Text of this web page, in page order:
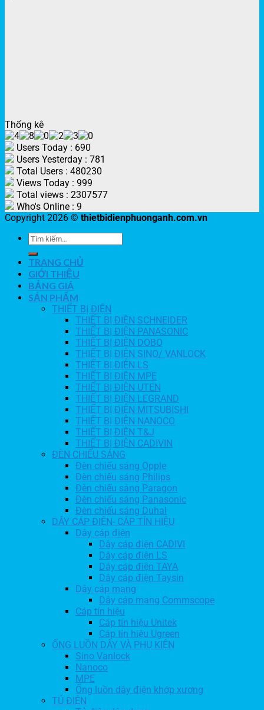
Thống kê
Users Today : 690
Users Yesterday : 781
Total Users : 480230
Views Today : 999
Total views : 2307577
Who's Online : 9
Copyright 2026 © thietbidienphuonganh.com.vn
TRANG CHỦ
GIỚI THIỆU
BẢNG GIÁ
SẢN PHẨM
THIẾT BỊ ĐIỆN
THIẾT BỊ ĐIỆN SCHNEIDER
THIẾT BỊ ĐIỆN PANASONIC
THIẾT BỊ ĐIỆN DOBO
THIẾT BỊ ĐIỆN SINO/ VANLOCK
THIẾT BỊ ĐIỆN LS
THIẾT BỊ ĐIỆN MPE
THIẾT BỊ ĐIỆN UTEN
THIẾT BỊ ĐIỆN LEGRAND
THIẾT BỊ ĐIỆN MITSUBISHI
THIẾT BỊ ĐIỆN NANOCO
THIẾT BỊ ĐIỆN T&J
THIẾT BỊ ĐIỆN CADIVIN
ĐÈN CHIẾU SÁNG
Đèn chiếu sáng Opple
Đèn chiếu sáng Philips
Đèn chiếu sáng Paragon
Đèn chiếu sáng Panasonic
Đèn chiếu sáng Duhal
DÂY CÁP ĐIỆN- CÁP TÍN HIỆU
Dây cáp điện
Dây cáp điện CADIVI
Dây cáp điện LS
Dây cáp điện TAYA
Dây cáp điện Taysin
Dây cáp mạng
Dây cáp mạng Commscope
Cáp tín hiệu
Cáp tín hiệu Unitek
Cáp tín hiệu Ugreen
ỐNG LUỒN DÂY VÀ PHỤ KIỆN
Sino Vanlock
Nanoco
MPE
Ống luồn dây điện khớp xương
TỦ ĐIỆN